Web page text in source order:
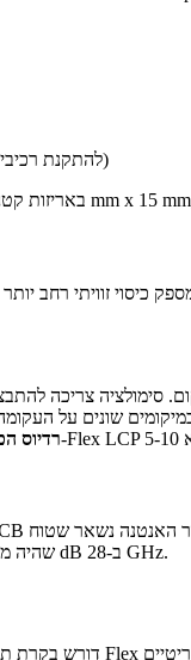
להתקנת רכיבים)
רדיוס
מבטלים מעבר דרך מחבר RF שהיה מוסיף אובדן החדרה של 0.3-0.5 dB ב-28 GHz.